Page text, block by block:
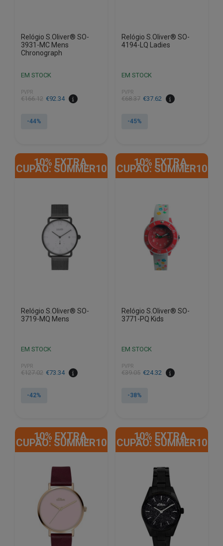
Relógio S.Oliver® SO-
3931-MC Mens
Chronograph
EM STOCK
PVPR
€166.12
O
original
€92.34
O
atual
-44%
Relógio S.Oliver® SO-
4194-LQ Ladies
EM STOCK
PVPR
€68.37
O
original
€37.62
O
atual
-45%
10% EXTRA,
CUPÃO: SUMMER10
Relógio S.Oliver® SO-
3719-MQ Mens
EM STOCK
PVPR
€127.02
O
original
€73.34
O
atual
-42%
10% EXTRA,
CUPÃO: SUMMER10
Relógio S.Oliver® SO-
3771-PQ Kids
EM STOCK
PVPR
€39.05
O
original
€24.32
O
atual
-38%
10% EXTRA,
CUPÃO: SUMMER10
10% EXTRA,
CUPÃO: SUMMER10